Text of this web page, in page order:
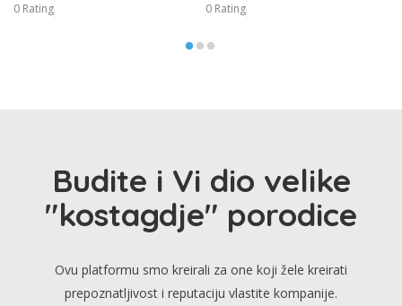
0 Rating 0 Rating
Budite i Vi dio velike
"kostagdje" porodice
Ovu platformu smo kreirali za one koji žele kreirati
prepoznatljivost i reputaciju vlastite kompanije.